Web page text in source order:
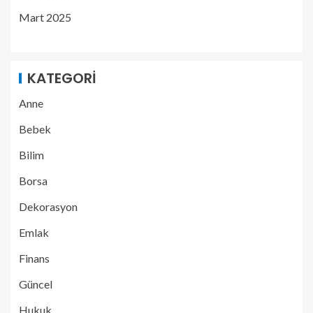
Mart 2025
KATEGORI
Anne
Bebek
Bilim
Borsa
Dekorasyon
Emlak
Finans
Güncel
Hukuk